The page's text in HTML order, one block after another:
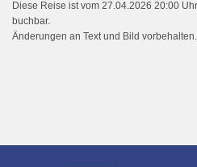
Diese Reise ist vom 27.04.2026 20:00
buchbar.
Änderungen an Text und Bild vorbehalten.